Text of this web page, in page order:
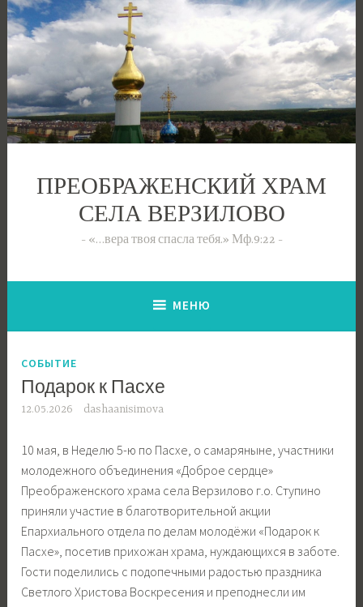
Перейти
к
содержимому
ПРЕОБРАЖЕНСКИЙ ХРАМ
СЕЛА ВЕРЗИЛОВО
«…вера твоя спасла тебя.» Мф.9:22
МЕНЮ
СОБЫТИЕ
Подарок к Пасхе
12.05.2026 dashaanisimova
10 мая, в Неделю 5-ю по Пасхе, о самаряныне, участники
молодежного объединения «Доброе сердце»
Преображенского храма села Верзилово г.о. Ступино
приняли участие в благотворительной акции
Епархиального отдела по делам молодёжи «Подарок к
Пасхе», посетив прихожан храма, нуждающихся в заботе.
Гости поделились с подопечными радостью праздника
Светлого Христова Воскресения и преподнесли им